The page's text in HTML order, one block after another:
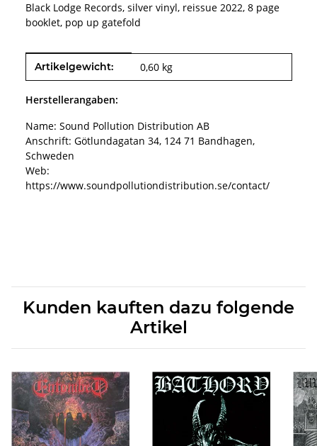
Black Lodge Records, silver vinyl, reissue 2022, 8 page
booklet, pop up gatefold
Produkteigenschaft
Wert
Artikelgewicht: 0,60 kg
Herstellerangaben:
Name: Sound Pollution Distribution AB
Anschrift: Götlundagatan 34, 124 71 Bandhagen,
Schweden
Web:
https://www.soundpollutiondistribution.se/contact/
Kunden kauften dazu folgende
Artikel